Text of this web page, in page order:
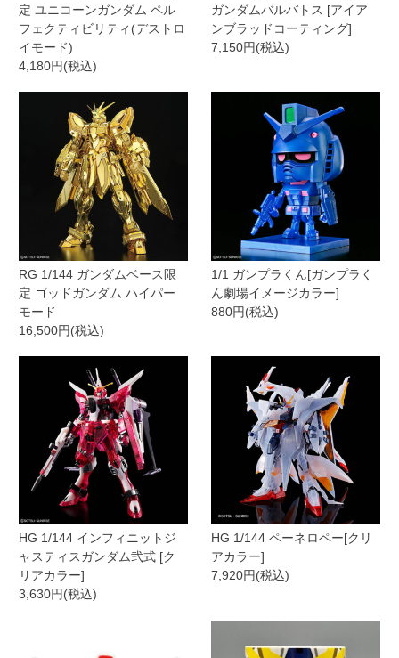
定 ユニコーンガンダム ペル
フェクティビリティ(デストロ
イモード)
4,180円(税込)
ガンダムバルバトス [アイア
ンブラッドコーティング]
7,150円(税込)
RG 1/144 ガンダムベース限
定 ゴッドガンダム ハイパー
モード
16,500円(税込)
1/1 ガンプラくん[ガンプラく
ん劇場イメージカラー]
880円(税込)
HG 1/144 インフィニットジ
ャスティスガンダム弐式 [ク
リアカラー]
3,630円(税込)
HG 1/144 ペーネロペー[クリ
アカラー]
7,920円(税込)